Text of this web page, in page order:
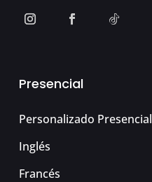
Presencial
Personalizado Presencial
Inglés
Francés